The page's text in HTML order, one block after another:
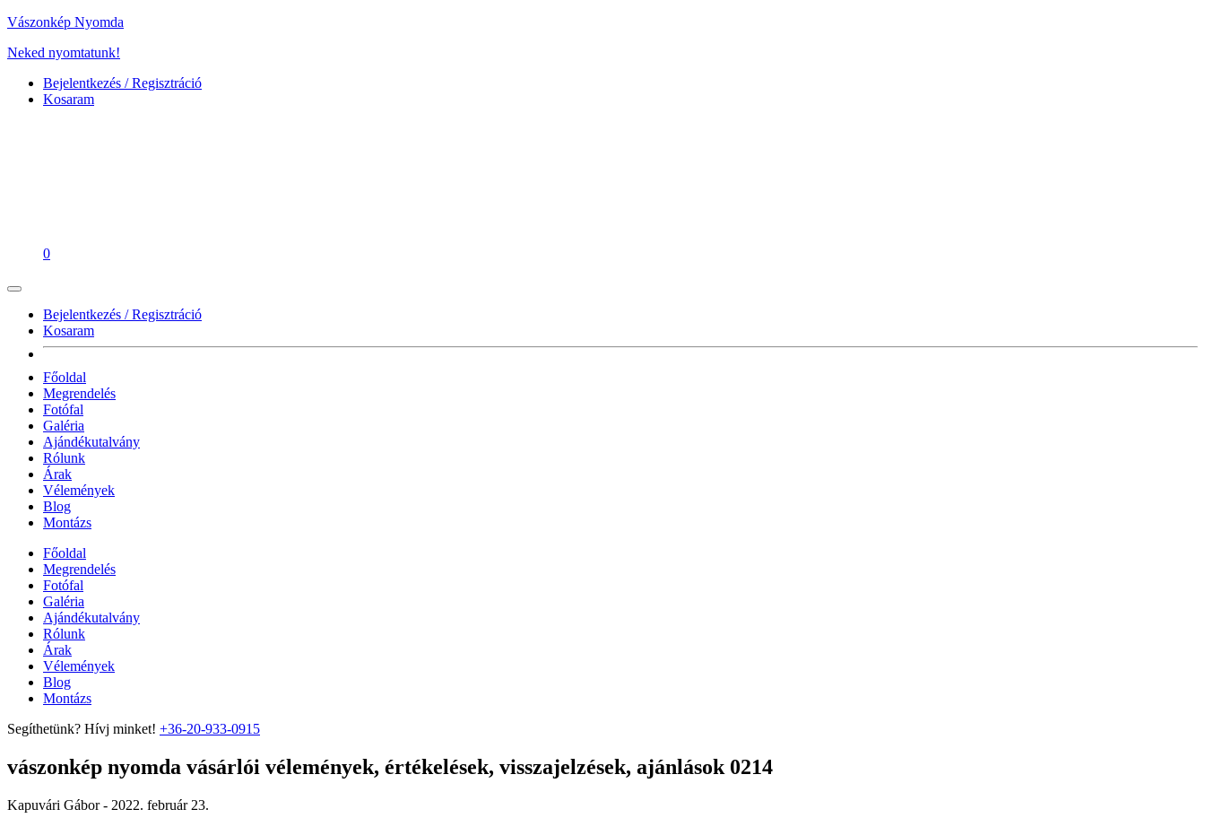
Vászonkép Nyomda
Neked nyomtatunk!
Bejelentkezés / Regisztráció
Kosaram
0
Bejelentkezés / Regisztráció
Kosaram
Főoldal
Megrendelés
Fotófal
Galéria
Ajándékutalvány
Rólunk
Árak
Vélemények
Blog
Montázs
Főoldal
Megrendelés
Fotófal
Galéria
Ajándékutalvány
Rólunk
Árak
Vélemények
Blog
Montázs
Segíthetünk? Hívj minket! +36-20-933-0915
vászonkép nyomda vásárlói vélemények, értékelések, visszajelzések, ajánlások 0214
Kapuvári Gábor - 2022. február 23.